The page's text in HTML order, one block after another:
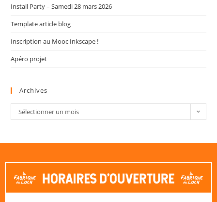
Install Party – Samedi 28 mars 2026
Template article blog
Inscription au Mooc Inkscape !
Apéro projet
Archives
Sélectionner un mois